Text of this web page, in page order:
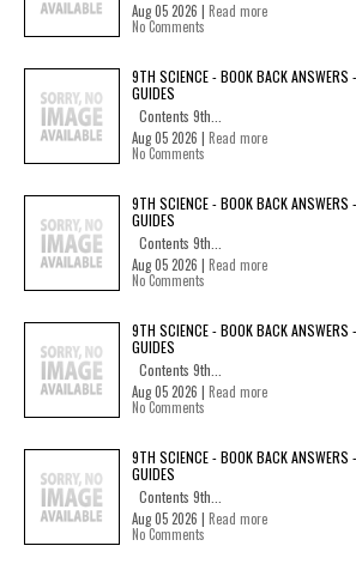
Aug 05 2026 | Read more
No Comments
9TH SCIENCE - BOOK BACK
GUIDES
Contents 9th...
Aug 05 2026 | Read more
No Comments
9TH SCIENCE - BOOK BACK
GUIDES
Contents 9th...
Aug 05 2026 | Read more
No Comments
9TH SCIENCE - BOOK BACK
GUIDES
Contents 9th...
Aug 05 2026 | Read more
No Comments
9TH SCIENCE - BOOK BACK
GUIDES
Contents 9th...
Aug 05 2026 | Read more
No Comments